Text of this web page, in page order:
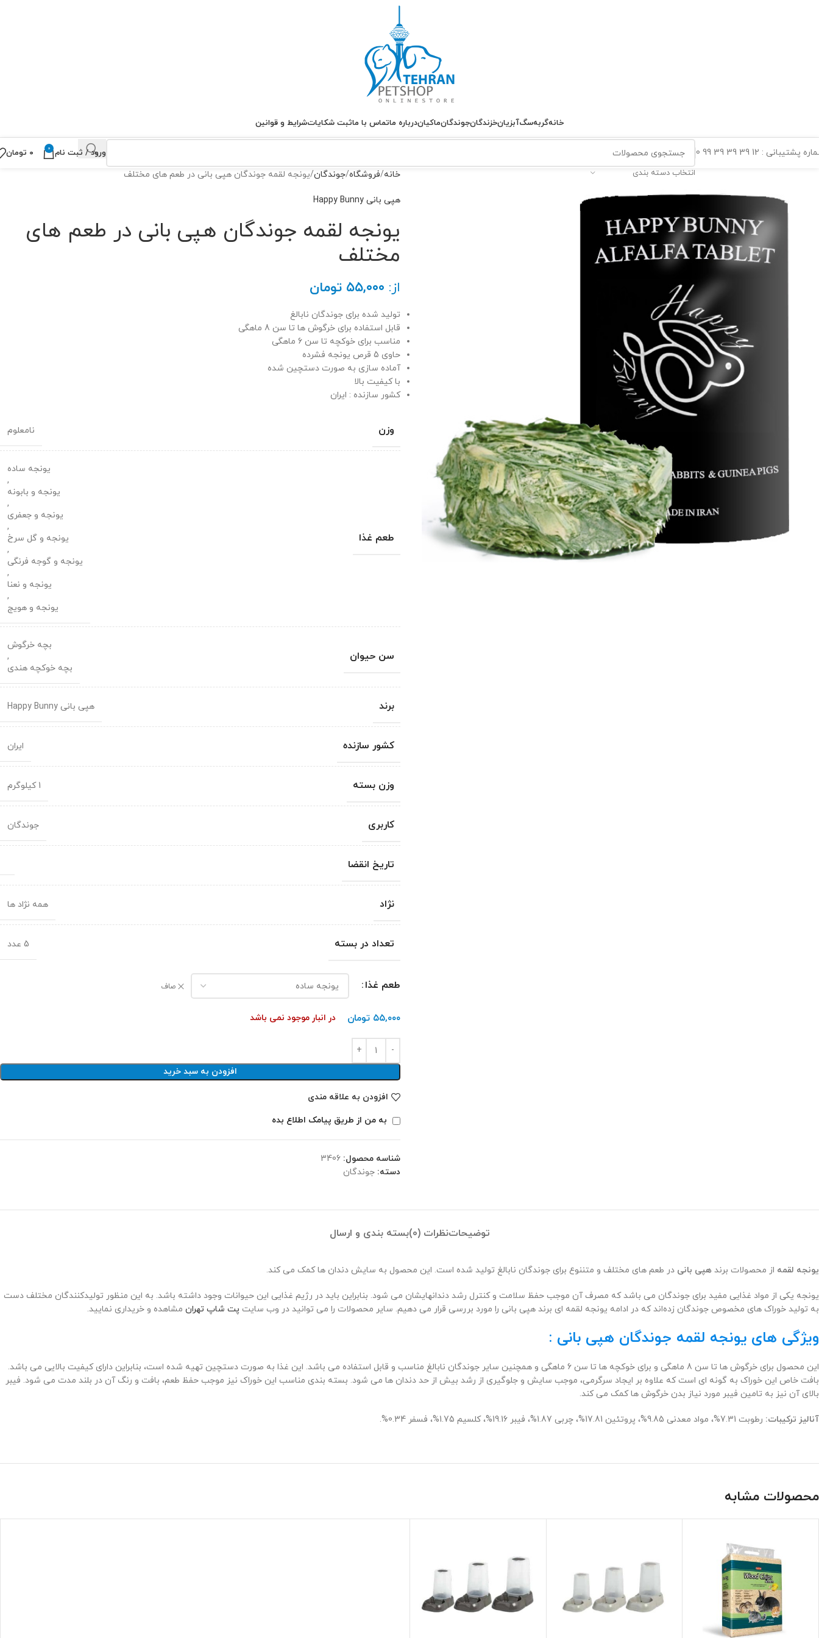
خانهگربهسگآبزیانخزندگانجوندگانماکیاندرباره ماتماس با ماثبت شکایاتشرایط و قوانین
پشتیبانی : 12 39 39 39 99 0
انتخاب دسته بندی
ورود / ثبت نام 0 ۰ تومان
خانه فروشگاه جوندگان یونجه لقمه جوندگان هپی بانی در طعم های مختلف
هپی بانی Happy Bunny
یونجه لقمه جوندگان هپی بانی در طعم های
مختلف
از: ۵۵,۰۰۰ تومان
تولید شده برای جوندگان نابالغ
قابل استفاده برای خرگوش ها تا سن 8 ماهگی
مناسب برای خوکچه تا سن 6 ماهگی
حاوی 5 قرص یونجه فشرده
آماده سازی به صورت دستچین شده
با کیفیت بالا
کشور سازنده : ایران
وزن نامعلوم
طعم غذا
یونجه ساده
,
یونجه و بابونه
,
یونجه و جعفری
,
یونجه و گل سرخ
,
یونجه و گوجه فرنگی
,
یونجه و نعنا
,
یونجه و هویج
سن حیوان
بچه خرگوش
,
بچه خوکچه هندی
برند هپی بانی Happy Bunny
کشور سازنده ایران
وزن بسته 1 کیلوگرم
کاربری جوندگان
تاریخ انقضا
نژاد همه نژاد ها
تعداد در بسته 5 عدد
طعم غذا صاف
۵۵,۰۰۰ تومان در انبار موجود نمی باشد
افزودن به سبد خرید
افزودن به علاقه مندی
به من از طریق پیامک اطلاع بده
شناسه محصول: 3406
دسته: جوندگان
توضیحاتنظرات (0) بسته بندی و ارسال
یونجه لقمه از محصولات برند هپی بانی در طعم های مختلف و متننوع برای جوندگان نابالغ تولید شده است. این محصول به سایش دندان ها کمک می کند.
یونجه یکی از مواد غذایی مفید برای جوندگان می باشد که مصرف آن موجب حفظ سلامت و کنترل رشد دندانهایشان می شود. بنابراین باید در رژیم غذایی این حیوانات وجود داشته باشد. به این منظور تولیدکنندگان مختلف دست
به تولید خوراک های مخصوص جوندگان زده‌اند که در ادامه یونجه لقمه ای برند هپی بانی را مورد بررسی قرار می دهیم. سایر محصولات را می توانید در وب سایت پت شاپ تهران مشاهده و خریداری نمایید.
ویژگی های یونجه لقمه جوندگان هپی بانی :
این محصول برای خرگوش ها تا سن 8 ماهگی و برای خوکچه ها تا سن 6 ماهگی و همچنین سایر جوندگان نابالغ مناسب و قابل استفاده می باشد. این غذا به صورت دستچین تهیه شده است، بنابراین دارای کیفیت بالایی می باشد.
بافت خاص این خوراک به گونه ای است که علاوه بر ایجاد سرگرمی، موجب سایش و جلوگیری از رشد بیش از حد دندان ها می شود. بسته بندی مناسب این خوراک نیز موجب حفظ طعم، بافت و رنگ آن در بلند مدت می شود. فیبر
بالای آن نیز به تامین فیبر مورد نیاز بدن خرگوش ها کمک می کند.
آنالیز ترکیبات: رطوبت 7.31%، مواد معدنی 9.85%، پروتئین 17.81%، چربی 1.87%، فیبر 19.16%، کلسیم 1.75%، فسفر 0.34%.
محصولات مشابه